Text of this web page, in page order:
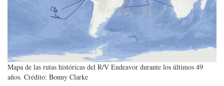
Mapa de las rutas históricas del R/V Endeavor durante los últimos 49
años. Crédito: Bonny Clarke